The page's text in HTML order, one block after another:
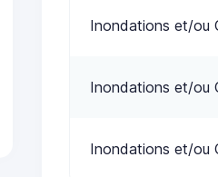
Inondations et/ou
Inondations et/ou
Inondations et/ou